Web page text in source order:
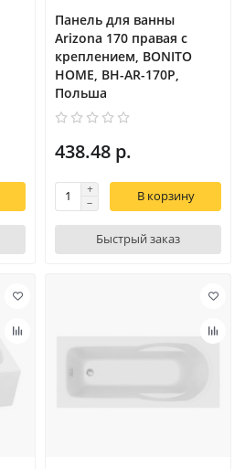
Панель для ванны
Arizona 170 правая с
креплением, BONITO
HOME, BH-AR-170P,
Польша
438.48 р.
В корзину
Быстрый заказ